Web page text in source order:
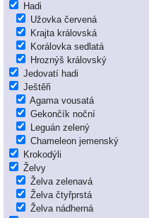
Hadi
Užovka červená
Krajta královská
Korálovka sedlatá
Hroznýš královský
Jedovatí hadi
Ještěři
Agama vousatá
Gekončík noční
Leguán zelený
Chameleon jemenský
Krokodýli
Želvy
Želva zelenavá
Želva čtyřprstá
Želva nádherná